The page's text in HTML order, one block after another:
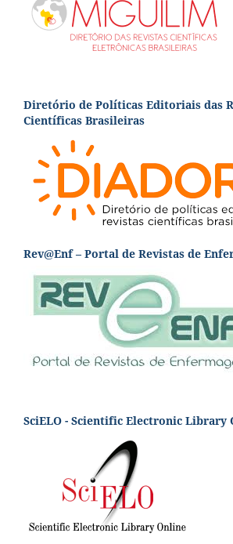
Diretório de Políticas Editoriais das
Científicas Brasileiras
Rev@Enf – Portal de Revistas de
SciELO - Scientific Electronic Library